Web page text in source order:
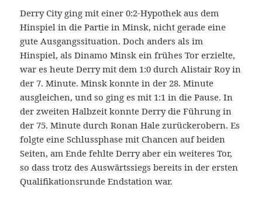
Derry City ging mit einer 0:2-Hypothek aus dem
Hinspiel in die Partie in Minsk, nicht gerade eine
gute Ausgangssituation. Doch anders als im
Hinspiel, als Dinamo Minsk ein frühes Tor erzielte,
war es heute Derry mit dem 1:0 durch Alistair Roy in
der 7. Minute. Minsk konnte in der 28. Minute
ausgleichen, und so ging es mit 1:1 in die Pause. In
der zweiten Halbzeit konnte Derry die Führung in
der 75. Minute durch Ronan Hale zurückerobern. Es
folgte eine Schlussphase mit Chancen auf beiden
Seiten, am Ende fehlte Derry aber ein weiteres Tor,
so dass trotz des Auswärtssiegs bereits in der ersten
Qualifikationsrunde Endstation war.